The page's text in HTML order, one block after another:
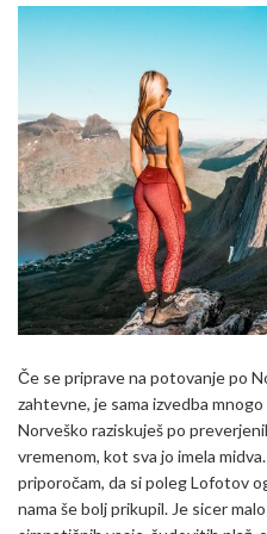
Če se priprave na potovanje po
zahtevne, je sama izvedba
Norveško raziskuješ po
vremenom, kot sva jo imela
priporočam, da si poleg Lofotov
nama še bolj prikupil. Je sicer